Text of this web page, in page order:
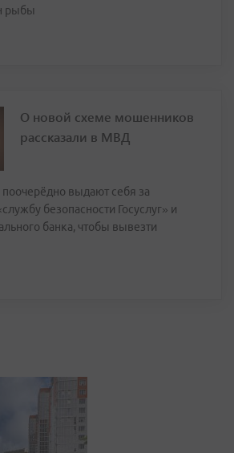
рыбы
О новой схеме мошенников
рассказали в МВД
выдают себя за
безопасности Госуслуг» и
банка, чтобы вывезти